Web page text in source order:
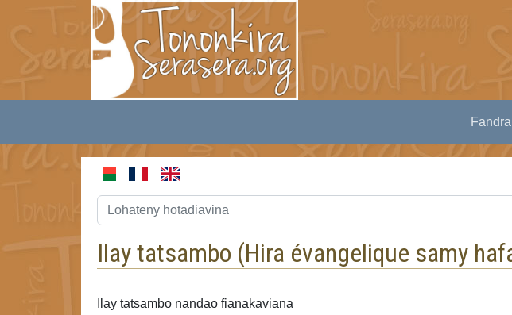
Ilay tatsambo (Hira évangelique samy
Ilay tatsambo nandao fianakaviana